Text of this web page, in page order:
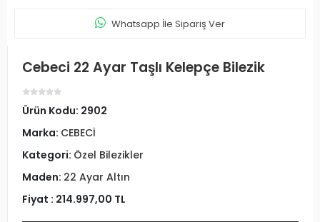
Whatsapp İle Sipariş Ver
Cebeci 22 Ayar Taşlı Kelepçe Bilezik
Ürün Kodu: 2902
Marka: CEBECİ
Kategori: Özel Bilezikler
Maden: 22 Ayar Altın
Fiyat : 214.997,00 TL